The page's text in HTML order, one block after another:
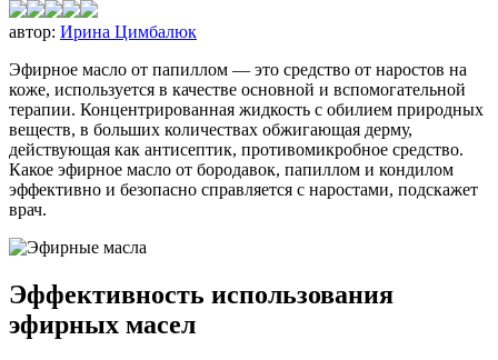
автор: Ирина Цимбалюк
Эфирное масло от папиллом — это средство от наростов на
коже, используется в качестве основной и вспомогательной
терапии. Концентрированная жидкость с обилием природных
веществ, в больших количествах обжигающая дерму,
действующая как антисептик, противомикробное средство.
Какое эфирное масло от бородавок, папиллом и кондилом
эффективно и безопасно справляется с наростами, подскажет
врач.
Эффективность использования
эфирных масел